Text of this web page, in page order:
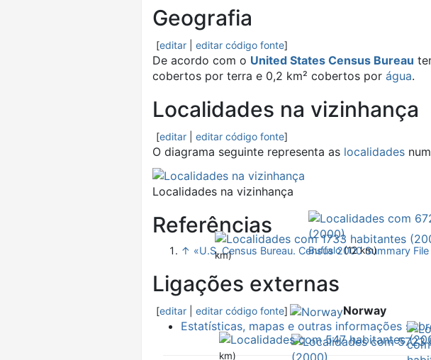
Geografia
[editar editar código fonte]
De acordo com o United States Census Bureau
cobertos por terra e 0,2 km² cobertos por água.
Localidades na vizinhança
[editar editar código fonte]
O diagrama seguinte representa as localidades num
Localidades na vizinhança
Norway
Buffalo(12 km)
km)
km)
Referências
↑ «U.S. Census Bureau. Census 2000 Summary File
Ligações externas
[editar editar código fonte]
Estatísticas, mapas e outras informações